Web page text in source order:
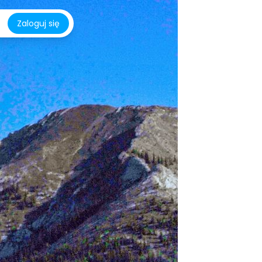
Zaloguj się